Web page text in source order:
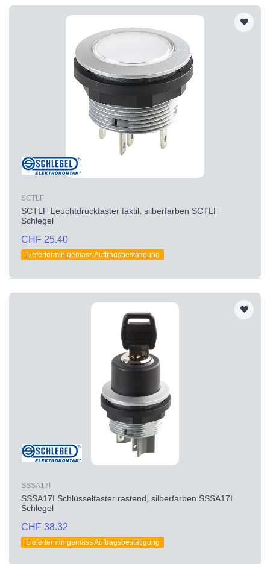
SCTLF
SCTLF Leuchtdrucktaster taktil, silberfarben SCTLF
Schlegel
CHF 25.40
Liefertermin gemäss Auftragsbestätigung
SSSA17I
SSSA17I Schlüsseltaster rastend, silberfarben SSSA17I
Schlegel
CHF 38.32
Liefertermin gemäss Auftragsbestätigung